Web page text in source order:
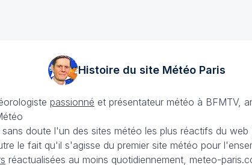
Histoire du site MétéoParis
passionné et présentateur météo à BFMTV,
doute l'un des sites météo les plus réactifs du
le fait qu'il s'agisse du premier site météo pour
réactualisées au moins quotidiennement, meteo-